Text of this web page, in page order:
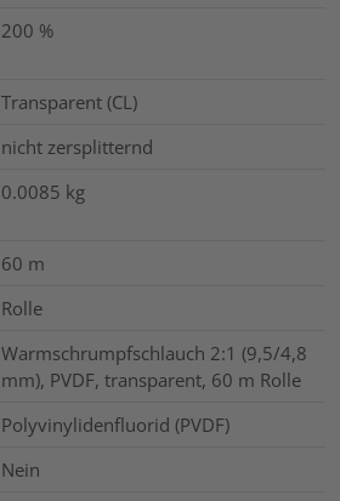
200 %
Transparent (CL)
nicht zersplitternd
0.0085 kg
60 m
Rolle
Warmschrumpfschlauch 2:1 (9,5/4,8
mm), PVDF, transparent, 60 m Rolle
Polyvinylidenfluorid (PVDF)
Nein